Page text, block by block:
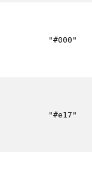
"#000"
"#e17"